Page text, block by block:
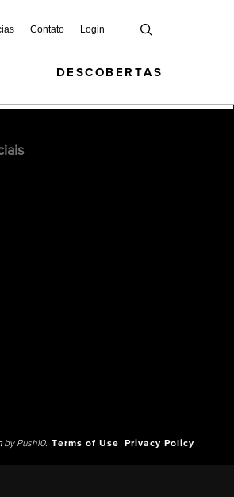
Contato Login
DESCOBERTAS
by Push10. Terms of Use Privacy Policy